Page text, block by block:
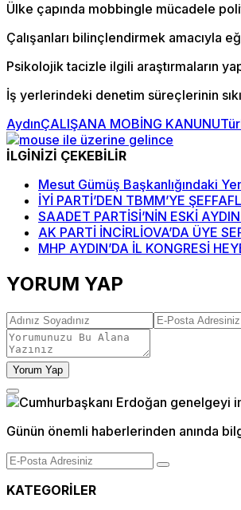
Ülke çapında mobbingle mücadele
Çalışanları bilinçlendirmek amacıyla
Psikolojik tacizle ilgili araştırmaların
İş yerlerindeki denetim süreçlerinin
AydınÇALIŞANA MOBİNG KANUNU
İLGİNİZİ ÇEKEBİLİR
Mesut Gümüş Başkanlığındaki
İYİ PARTİ’DEN TBMM’YE
SAADET PARTİSİ’NİN ESKİ
AK PARTİ İNCİRLİOVA’DA ÜYE
MHP AYDIN’DA İL KONGRESİ
YORUM YAP
Yorum Yap
Günün önemli haberlerinden anında
KATEGORİLER